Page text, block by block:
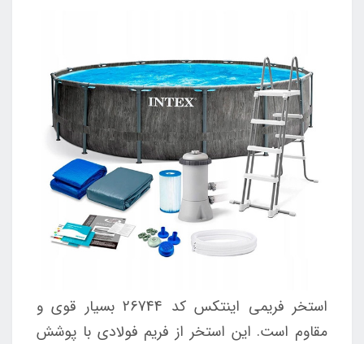
استخر فریمی اینتکس کد 26744 بسیار قوی و
مقاوم است. این استخر از فریم فولادی با پوشش